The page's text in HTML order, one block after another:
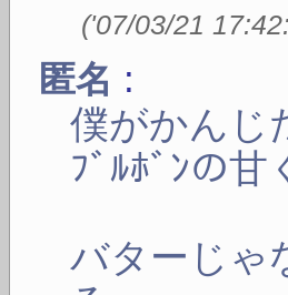
('07/03/21
匿名 :
僕がかんじ
ﾌﾞﾙﾎﾞﾝの
バターじゃ